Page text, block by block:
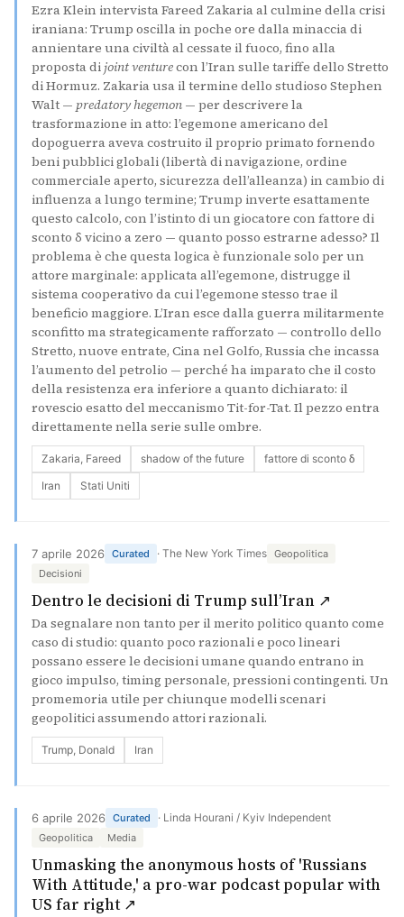
Ezra Klein intervista Fareed Zakaria al culmine della crisi
iraniana: Trump oscilla in poche ore dalla minaccia di
annientare una civiltà al cessate il fuoco, fino alla
proposta dijoint venturecon l’Iran sulle tariffe dello Stretto
di Hormuz. Zakaria usa il termine dello studioso Stephen
Walt — predatory hegemon — per descrivere la
trasformazione in atto: l’egemone americano del
dopoguerra aveva costruito il proprio primato fornendo
beni pubblici globali (libertà di navigazione, ordine
commerciale aperto, sicurezza dell’alleanza) in cambio di
influenza a lungo termine; Trump inverte esattamente
questo calcolo, con l’istinto di un giocatore con fattore di
sconto δ vicino a zero — quanto posso estrarne adesso? Il
problema è che questa logica è funzionale solo per un
attore marginale: applicata all’egemone, distrugge il
sistema cooperativo da cui l’egemone stesso trae il
beneficio maggiore. L’Iran esce dalla guerra militarmente
sconfitto ma strategicamente rafforzato — controllo dello
Stretto, nuove entrate, Cina nel Golfo, Russia che incassa
l’aumento del petrolio — perché ha imparato che il costo
della resistenza era inferiore a quanto dichiarato: il
rovescio esatto del meccanismo Tit-for-Tat. Il pezzo entra
direttamente nella serie sulle ombre.
Zakaria, Fareed shadow of the future
fattore di sconto δ
Iran
Stati Uniti
7 aprile 2026 Curated · The New York Times Geopolitica
Decisioni
Dentro le decisioni di Trump sull’Iran ↗
Da segnalare non tanto per il merito politico quanto come
caso di studio: quanto poco razionali e poco lineari
possano essere le decisioni umane quando entrano in
gioco impulso, timing personale, pressioni contingenti. Un
promemoria utile per chiunque modelli scenari
geopolitici assumendo attori razionali.
Trump, Donald Iran
6 aprile 2026 Curated · Linda Hourani / Kyiv Independent
Geopolitica Media
Unmasking the anonymous hosts of 'Russians
With Attitude,' a pro-war podcast popular with
US far right ↗